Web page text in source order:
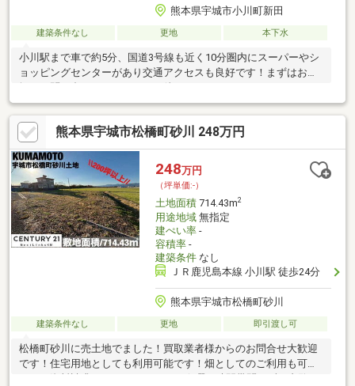
熊本県宇城市小川町新田
建築条件なし 更地 本下水
小川駅まで車で約5分、国道3号線も近く10分圏内にスーパーやシ
ョッピングセンターがあり交通アクセスも良好です！まずはお気
軽にお問い合わせください。お待ちしております♪
熊本県宇城市松橋町砂川 248万円
248万円
（坪単価:-）
土地面積714.43m2
用途地域無指定
建ぺい率-
容積率-
建築条件なし
ＪＲ鹿児島本線 小川駅 徒歩24分
熊本県宇城市松橋町砂川
建築条件なし 更地 即引渡し可
松橋町砂川に売土地でました！買取業者様からのお問合せ大歓迎
です！住宅用地としても利用可能です！畑としてのご利用も可能
です！資料請求おまちしております☆曜日時間帯問わず、内覧の